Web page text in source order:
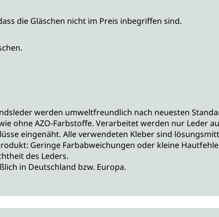
die Gläschen nicht im Preis inbegriffen sind.
werden umweltfreundlich nach neuesten
ohne AZO-Farbstoffe. Verarbeitet werden nur Leder
eingenäht. Alle verwendeten Kleber sind
Geringe Farbabweichungen oder kleine
des Leders.
in Deutschland bzw. Europa.